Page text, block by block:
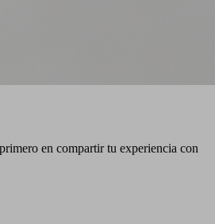
en compartir tu experiencia con